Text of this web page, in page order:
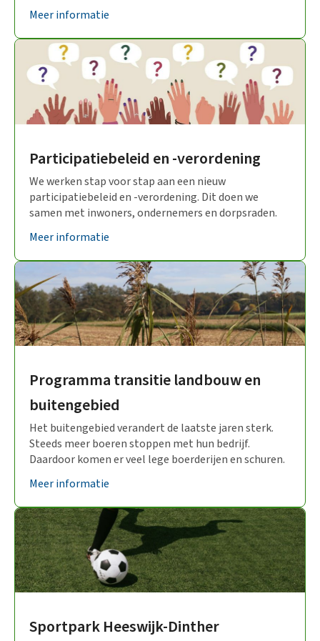
Meer informatie
Participatiebeleid en -verordening
We werken stap voor stap aan een nieuw
participatiebeleid en -verordening. Dit doen we
samen met inwoners, ondernemers en dorpsraden.
Meer informatie
Programma transitie landbouw en
buitengebied
Het buitengebied verandert de laatste jaren sterk.
Steeds meer boeren stoppen met hun bedrijf.
Daardoor komen er veel lege boerderijen en schuren.
Meer informatie
Sportpark Heeswijk-Dinther